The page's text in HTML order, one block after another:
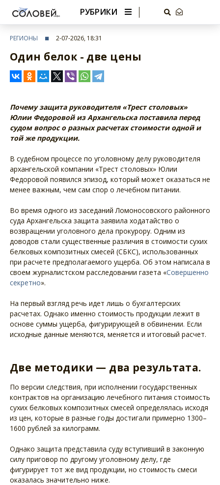
РУБРИКИ
РЕГИОНЫ 2-07-2026, 18:31
Один белок - две цены
Почему защита руководителя «Трест столовых»
Юлии Федоровой из Архангельска поставила перед
судом вопрос о разных расчетах стоимости одной и
той же продукции.
В судебном процессе по уголовному делу руководителя
архангельской компании «Трест столовых» Юлии
Федоровой появился эпизод, который может оказаться не
менее важным, чем сам спор о лечебном питании.
Во время одного из заседаний Ломоносовского районного
суда Архангельска защита заявила ходатайство о
возвращении уголовного дела прокурору. Одним из
доводов стали существенные различия в стоимости сухих
белковых композитных смесей (СБКС), использованных
при расчете предполагаемого ущерба. Об этом написала в
своем журналистском расследовании газета «Совершенно
секретно».
На первый взгляд речь идет лишь о бухгалтерских
расчетах. Однако именно стоимость продукции лежит в
основе суммы ущерба, фигурирующей в обвинении. Если
исходные данные меняются, меняется и итоговый расчет.
Две методики — два результата.
По версии следствия, при исполнении государственных
контрактов на организацию лечебного питания стоимость
сухих белковых композитных смесей определялась исходя
из цен, которые в разные годы достигали примерно 1300–
1600 рублей за килограмм.
Однако защита представила суду вступивший в законную
силу приговор по другому уголовному делу, где
фигурирует тот же вид продукции, но стоимость смеси
оказалась значительно ниже.